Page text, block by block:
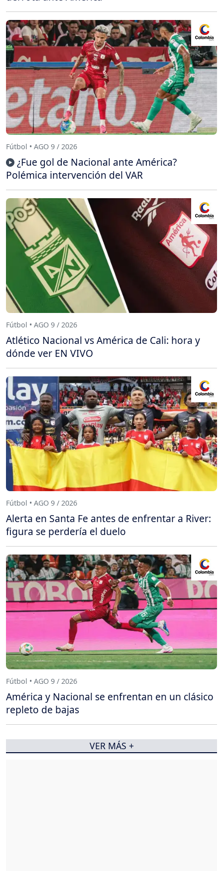
Fútbol • AGO 9 / 2026
¿Fue gol de Nacional ante América?
Polémica intervención del VAR
Fútbol • AGO 9 / 2026
Atlético Nacional vs América de Cali: hora y
dónde ver EN VIVO
Fútbol • AGO 9 / 2026
Alerta en Santa Fe antes de enfrentar a River:
figura se perdería el duelo
Fútbol • AGO 9 / 2026
América y Nacional se enfrentan en un clásico
repleto de bajas
VER MÁS +